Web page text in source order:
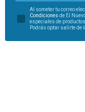
Al someter tu correo
Condiciones de El
especiales de
Podrás optar salirte de